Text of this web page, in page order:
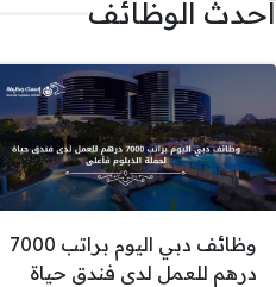
أحدث الوظائف
وظائف دبي اليوم براتب 7000
درهم للعمل لدى فندق حياة